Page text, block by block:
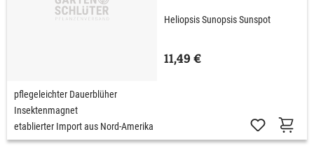
Heliopsis Sunopsis Sunspot
11,49 €
pflegeleichter Dauerblüher
Insektenmagnet
etablierter Import aus Nord-Amerika